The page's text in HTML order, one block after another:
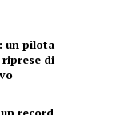
un pilota
di